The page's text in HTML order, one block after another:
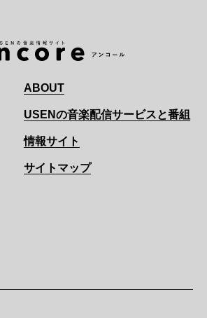
ABOUT
USENの音楽配信サービスと番組
情報サイト
サイトマップ